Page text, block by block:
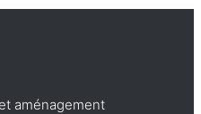
aménagement